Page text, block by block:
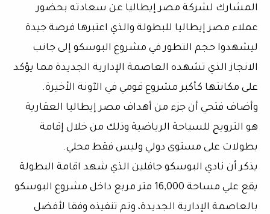
المشارك لشركة مصر إيطاليا عن سعادته بحضور
عملاء مصر إيطاليا للبطولة والذي اعتبرها فرصة جيدة
ليشهدوا حجم التطور في مشروع البوسكو إلى جانب
الانجاز الذي تشهده العاصمة الإدارية الجديدة مما يؤكد
على مكانتها كأكبر مشروع قومي في الآونة الأخيرة.
وأضاف فتحي أن جزء من أهداف مصر إيطاليا العقارية
هو الترويج للسياحة الرياضية وذلك من خلال إقامة
بطولات على مستوى دولي وليس فقط محلي.
يذكر أن نادي البوسكو جافلين الذي شهد اقامة البطولة
يقع علي مساحة 16,000 متر مربع داخل مشروع البوسكو
بالعاصمة الإدارية الجديدة، وتم تنفيذه وفقا لأفضل